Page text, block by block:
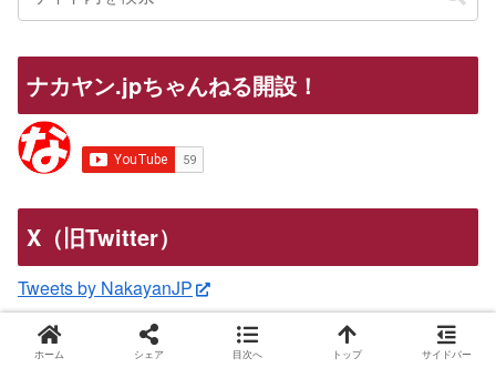
ナカヤン.jpちゃんねる開設！
X（旧Twitter）
Tweets by NakayanJP
カテゴリ別
ホーム シェア 目次へ トップ サイドバー